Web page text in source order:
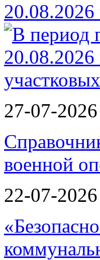
27-07-2026
военной
22-07-2026